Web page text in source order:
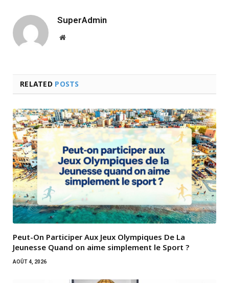
SuperAdmin
Website
RELATED POSTS
Peut-On Participer Aux Jeux Olympiques De La
Jeunesse Quand on aime simplement le Sport ?
AOÛT 4, 2026